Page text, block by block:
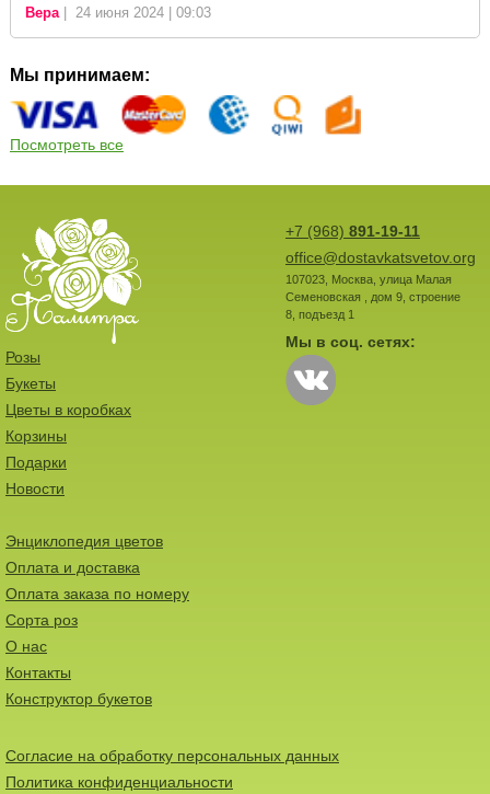
Вера| 24 июня 2024 | 09:03
Мы принимаем:
Посмотреть все
+7 (968) 891-19-11
office@dostavkatsvetov.org
107023, Москва, улица Малая
Семеновская , дом 9, строение
8, подъезд 1
Мы в соц. сетях:
Розы
Букеты
Цветы в коробках
Корзины
Подарки
Новости
Энциклопедия цветов
Оплата и доставка
Оплата заказа по номеру
Сорта роз
О нас
Контакты
Конструктор букетов
Согласие на обработку персональных данных
Политика конфиденциальности